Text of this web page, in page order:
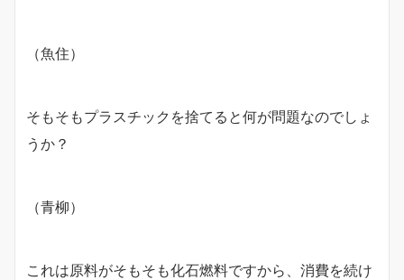
（魚住）
そもそもプラスチックを捨てると何が問題なのでしょ
うか？
（青柳）
これは原料がそもそも化石燃料ですから、消費を続け